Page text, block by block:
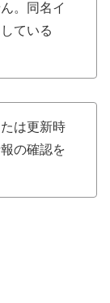
。同名イ
ている
は更新時
の確認を